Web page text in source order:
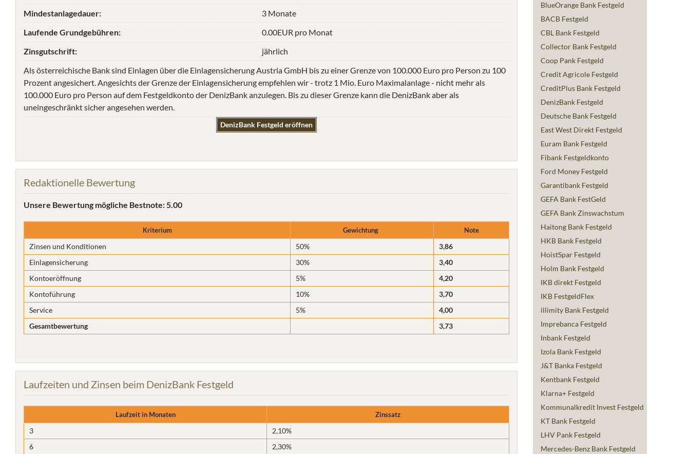
Mindestanlagedauer:
3 Monate
Laufende Grundgebühren:
0.00EUR pro Monat
Zinsgutschrift:
jährlich
Als österreichische Bank sind Einlagen über die Einlagensicherung Austria GmbH bis zu einer Grenze von 100.000 Euro pro Person zu 100
Prozent angesichert. Angesichts der Grenze der Einlagensicherung empfehlen wir - trotz 1 Mio. Euro Maximalanlage - nicht mehr als
100.000 Euro pro Person auf dem Festgeldkonto der DenizBank anzulegen. Bis zu dieser Grenze kann die DenizBank aber als
uneingeschränkt sicher angesehen werden.
DenizBank Festgeld eröffnen
Redaktionelle Bewertung
Unsere Bewertung mögliche Bestnote: 5.00
Kriterium Gewichtung Note
Zinsen und Konditionen 50%
3,86
Einlagensicherung
30%
3,40
Kontoeröffnung
5%
4,20
Kontoführung
10%
3,70
Service
5%
4,00
Gesamtbewertung
3,73
Laufzeiten und Zinsen beim DenizBank Festgeld
Laufzeit in Monaten Zinssatz
3
2,10%
6
2,30%
BlueOrange Bank Festgeld
BACB Festgeld
CBL Bank Festgeld
Collector Bank Festgeld
Coop Pank Festgeld
Credit Agricole Festgeld
CreditPlus Bank Festgeld
DenizBank Festgeld
Deutsche Bank Festgeld
East West Direkt Festgeld
Euram Bank Festgeld
Fibank Festgeldkonto
Ford Money Festgeld
Garantibank Festgeld
GEFA Bank FestGeld
GEFA Bank Zinswachstum
Haitong Bank Festgeld
HKB Bank Festgeld
HoistSpar Festgeld
Holm Bank Festgeld
IKB direkt Festgeld
IKB FestgeldFlex
illimity Bank Festgeld
Imprebanca Festgeld
Inbank Festgeld
Izola Bank Festgeld
J&T Banka Festgeld
Kentbank Festgeld
Klarna+ Festgeld
Kommunalkredit Invest Festgeld
KT Bank Festgeld
LHV Pank Festgeld
Mercedes-Benz Bank Festgeld